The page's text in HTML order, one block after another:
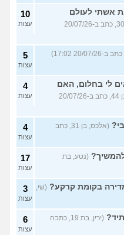
אשתי לעולם
(אבי, בן 30, כתב ב-20/07/26
10
עצות
5
עצות
לי בחלום, האם
(אב עובד, בן 44, כתב ב-20/07/26
4
עצות
(אלכס, בן 31, כתב
4
עצות
(נטע, בת
17
עצות
בקומת קרקע? (שי,
3
עצות
(ירין, בת 19, כתבה
6
עצות